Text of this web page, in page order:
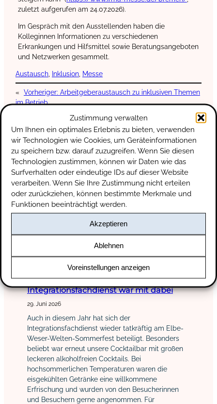
Zustimmung verwalten
Um Ihnen ein optimales Erlebnis zu bieten, verwenden
wir Technologien wie Cookies, um Geräteinformationen
zu speichern bzw. darauf zuzugreifen. Wenn Sie diesen
Technologien zustimmen, können wir Daten wie das
Surfverhalten oder eindeutige IDs auf dieser Website
verarbeiten. Wenn Sie Ihre Zustimmung nicht erteilen
oder zurückziehen, können bestimmte Merkmale und
Funktionen beeinträchtigt werden.
Akzeptieren
Ablehnen
Voreinstellungen anzeigen
zuletzt aufgerufen am 24.07.2026).
Im Gespräch mit den Ausstellenden haben die
Kolleginnen Informationen zu verschiedenen
Erkrankungen und Hilfsmittel sowie Beratungsangeboten
und Netzwerken gesammelt.
Austausch, Inklusion, Messe
« Vorheriger: Arbeitgeberaustausch zu inklusiven Themen
im Betrieb
»
Verabschiedung aus der Beruflichen
Orientierung
10. Juli 2026
Eine weitere Gruppe junger Menschen hat ihre
Berufliche Orientierung erfolgreich abgeschlossen
und nun die nächsten Schritte in Richtung
Arbeitswelt begonnen. Seit Februar 2025 wurden
die Jugendlichen von unseren Kolleginnen
begleitet: Gemeinsam haben wir ihre Stärken
entdeckt, berufliche Wünsche entwickelt und diese
Gesprächen konnten wir klären,…
weiterlesen
EWW-Sommerfest 2026 – Der
Integrationsfachdienst war mit dabei
29. Juni 2026
Auch in diesem Jahr hat sich der
Integrationsfachdienst wieder tatkräftig am Elbe-
Weser-Welten-Sommerfest beteiligt. Besonders
beliebt war erneut unsere Cocktailbar mit großen
leckeren alkoholfreien Cocktails. Bei
hochsommerlichen Temperaturen waren die
eisgekühlten Getränke eine willkommene
Erfrischung und wurden von den Besucherinnen
und Besuchern gerne angenommen. Für